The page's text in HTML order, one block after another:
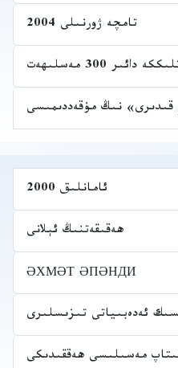
تامچە ژورنىلى 2004
دائىر 300 مەسلىھەت
قىدىرى» نىڭ مۇقەددىمىسى
ئامانلىق 2000
ھەقىقەتنىڭ ئېلانى
ӘХМӘТ ӘПӘНДИ
ئەدەبىياتى تىزىسلىرى
مەسىلىسى ھەققىدىكى